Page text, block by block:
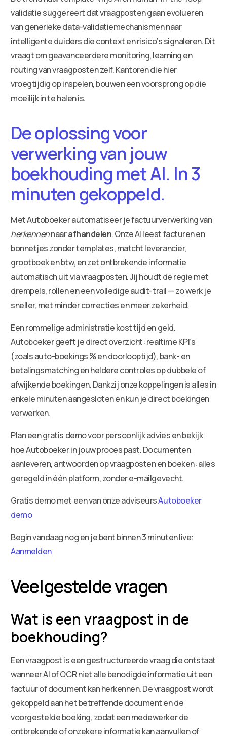
validatie suggereert dat vraagposten gaan evolueren
van generieke data-validatiemechanismen naar
intelligente duiders die context en risico’s signaleren. Dit
vraagt om geavanceerdere monitoring, learning en
routing van vraagposten zelf. Kantoren die hier
vroegtijdig op inspelen, bouwen een voorsprong op die
moeilijk in te halen is.
De oplossing voor
verwerking van jouw
boekhouding met AI. In 3
minuten gekoppeld.
Met Autoboeker automatiseer je factuurverwerking van
herkennennaarafhandelen. Onze AI leest facturen en
bonnetjes zonder templates, matcht leverancier,
grootboek en btw, en zet ontbrekende informatie
automatisch uit via vraagposten. Jij houdt de regie met
drempels, rollen en een volledige audit-trail — zo werk je
sneller, met minder correcties en meer zekerheid.
Een rommelige administratie kost tijd en geld.
Autoboeker geeft je direct overzicht: realtime KPI’s
(zoals auto-boekings % en doorlooptijd), bank- en
betalingsmatching en heldere controles op dubbele of
afwijkende boekingen. Dankzij onze koppelingen is alles in
enkele minuten aangesloten en kun je direct boekingen
verwerken.
Plan een gratis demo voor persoonlijk advies en bekijk
hoe Autoboeker in jouw proces past. Documenten
aanleveren, antwoorden op vraagposten en boeken: alles
geregeld in één platform, zonder e-mailgevecht.
Gratis demo met een van onze adviseursAutoboeker
demo
Begin vandaag nog en je bent binnen 3 minuten live:
Aanmelden
Veelgestelde vragen
Wat is een vraagpost in de
boekhouding?
Een vraagpost is een gestructureerde vraag die ontstaat
wanneer AI of OCR niet alle benodigde informatie uit een
factuur of document kan herkennen. De vraagpost wordt
gekoppeld aan het betreffende document en de
voorgestelde boeking, zodat een medewerker de
ontbrekende of onzekere informatie kan aanvullen of